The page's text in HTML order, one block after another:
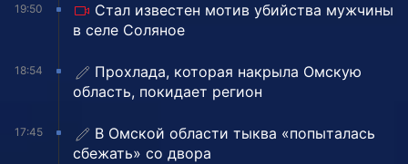
19:50
Стал известен мотив убийства мужчины
в селе Соляное
18:54
Прохлада, которая накрыла Омскую
область, покидает регион
17:45
В Омской области тыква «попыталась
сбежать» со двора